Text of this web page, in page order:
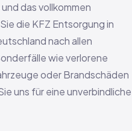
das vollkommen
die KFZ Entsorgung in
nach allen
wie verlorene
oder Brandschäden
uns für eine unverbindliche